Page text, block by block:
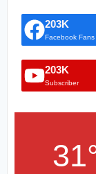
203K
Facebook Fans
203K
Subscriber